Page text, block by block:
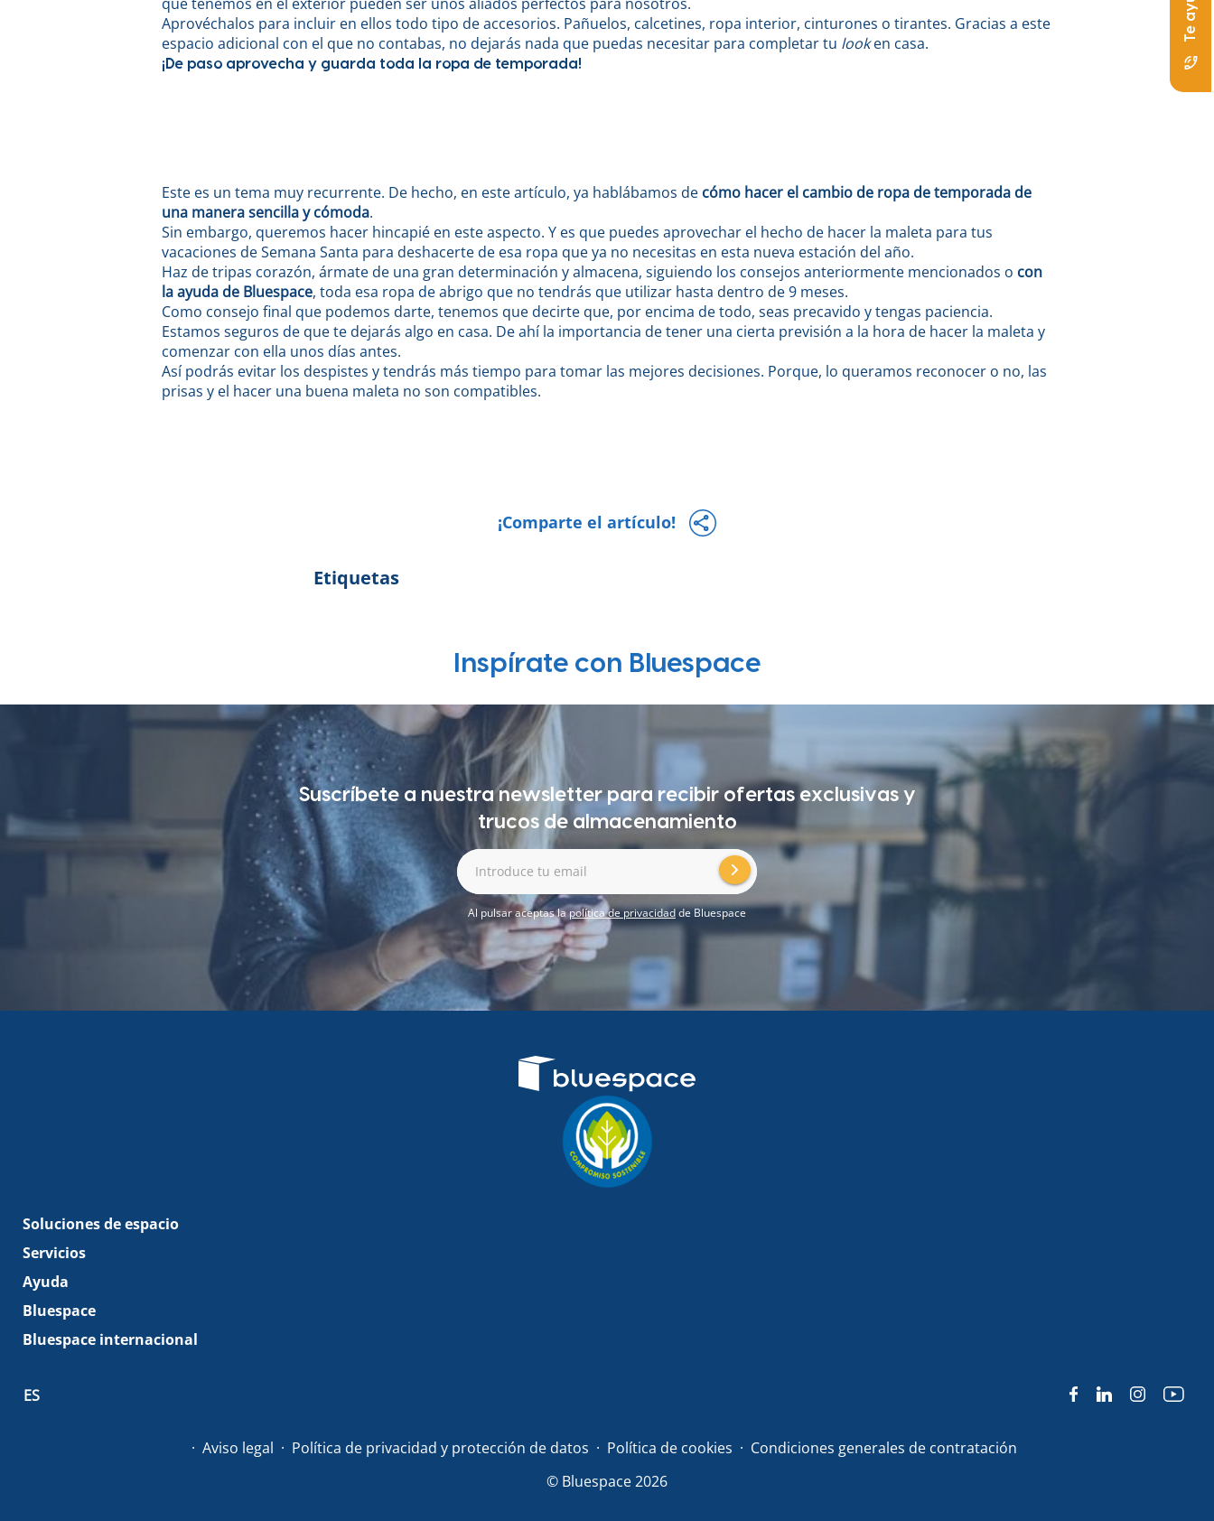
Aprovéchalos para incluir en ellos todo tipo de accesorios. Pañuelos, calcetines, ropa interior, cinturones o tirantes. Gracias a este
espacio adicional con el que no contabas, no dejarás nada que puedas necesitar para completar tu looken casa.
¡De paso aprovecha y guarda toda la ropa de temporada!
Este es un tema muy recurrente. De hecho, en este artículo, ya hablábamos de cómo hacer el cambio de ropa de temporada de
una manera sencilla y cómoda.
Sin embargo, queremos hacer hincapié en este aspecto. Y es que puedes aprovechar el hecho de hacer la maleta para tus
vacaciones de Semana Santa para deshacerte de esa ropa que ya no necesitas en esta nueva estación del año.
Haz de tripas corazón, ármate de una gran determinación y almacena, siguiendo los consejos anteriormente mencionados o con
la ayuda de Bluespace, toda esa ropa de abrigo que no tendrás que utilizar hasta dentro de 9 meses.
Como consejo final que podemos darte, tenemos que decirte que, por encima de todo, seas precavido y tengas paciencia.
Estamos seguros de que te dejarás algo en casa. De ahí la importancia de tener una cierta previsión a la hora de hacer la maleta y
comenzar con ella unos días antes.
Así podrás evitar los despistes y tendrás más tiempo para tomar las mejores decisiones. Porque, lo queramos reconocer o no, las
prisas y el hacer una buena maleta no son compatibles.
¡Comparte el artículo!
Etiquetas
Inspírate con Bluespace
Suscríbete a nuestra newsletter para recibir ofertas exclusivas y
trucos de almacenamiento
Introduce tu email
Al pulsar aceptas lapolítica de privacidadde Bluespace
Soluciones de espacio
Servicios
Ayuda
Bluespace
Bluespace internacional
© Bluespace 2026
Aviso legal Política de privacidad y protección de datos Política de cookies Condiciones generales de contratación
ES